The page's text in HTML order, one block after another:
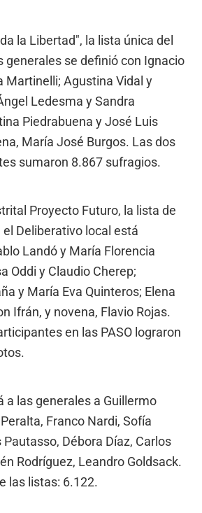
la Libertad", la lista única del
generales se definió con Ignacio
Martinelli; Agustina Vidal y
Ledesma y Sandra
Piedrabuena y José Luis
María José Burgos. Las dos
sumaron 8.867 sufragios.
Proyecto Futuro, la lista de
Deliberativo local está
Landó y María Florencia
Oddi y Claudio Cherep;
y María Eva Quinteros; Elena
Ifrán, y novena, Flavio Rojas.
en las PASO lograron
a las generales a Guillermo
Franco Nardi, Sofía
Débora Díaz, Carlos
Rodríguez, Leandro Goldsack.
las listas: 6.122.